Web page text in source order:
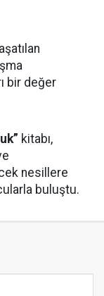
bir değer
kitabı,
nesillere
buluştu.